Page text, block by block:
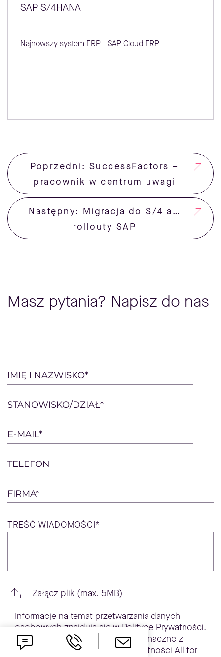
SAP S/4HANA
Najnowszy system ERP - SAP Cloud ERP
Poprzedni: SuccessFactors –
pracownik w centrum uwagi
Następny: Migracja do S/4 a…
rollouty SAP
Masz pytania? Napisz do nas
Please
this
field
empty.
IMIĘ I NAZWISKO*
STANOWISKO/DZIAŁ*
E-MAIL*
TELEFON
FIRMA*
TREŚĆ WIADOMOŚCI*
Załącz plik (max. 5MB)
Informacje na temat przetwarzania danych
osobowych znajdują się w Polityce Prywatności.
Wysłanie wiadomości jest równoznaczne z
zapoznaniem się z polityką prywatności All for